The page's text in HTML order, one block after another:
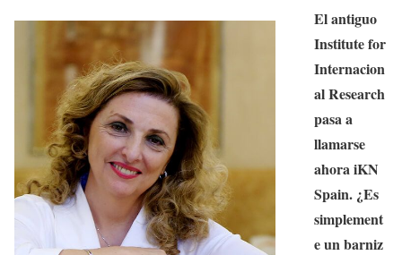
El antiguo
Institute for
Internacion
al Research
pasa a
llamarse
ahora iKN
Spain. ¿Es
simplement
e un barniz